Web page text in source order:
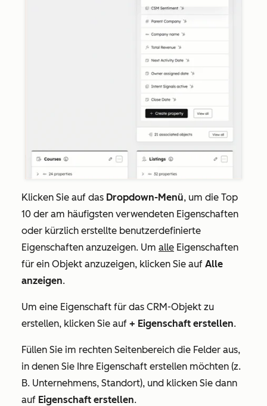
Klicken Sie auf das Dropdown-Menü, um die Top
10 der am häufigsten verwendeten Eigenschaften
oder kürzlich erstellte benutzerdefinierte
Eigenschaften anzuzeigen. Um alle Eigenschaften
für ein Objekt anzuzeigen, klicken Sie auf Alle
anzeigen.
Um eine Eigenschaft für das CRM-Objekt zu
erstellen, klicken Sie auf + Eigenschaft erstellen.
Füllen Sie im rechten Seitenbereich die Felder aus,
in denen Sie Ihre Eigenschaft erstellen möchten (z.
B. Unternehmens, Standort), und klicken Sie dann
auf Eigenschaft erstellen.